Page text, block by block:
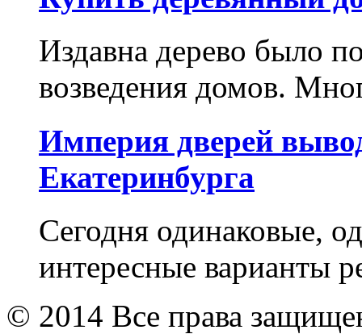
Издавна дерево было
возведения домов.
Империя дверей
Екатеринбурга
Сегодня одинаковые,
интересные варианты
© 2014 Все права